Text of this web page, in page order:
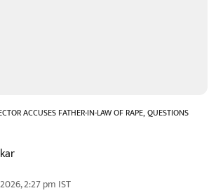
ACCUSES FATHER-IN-LAW OF RAPE, QUESTIONS
2:27 pm IST